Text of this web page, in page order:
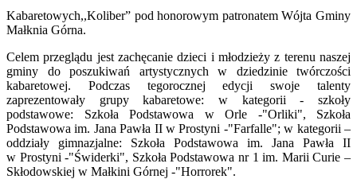
Kabaretowych,,Koliber” pod honorowym patronatem Wójta Gminy
Małknia Górna.
Celem przeglądu jest zachęcanie dzieci i młodzieży z terenu naszej
gminy do poszukiwań artystycznych w dziedzinie twórczości
kabaretowej. Podczas tegorocznej edycji swoje talenty
zaprezentowały grupy kabaretowe: w kategorii - szkoły
podstawowe: Szkoła Podstawowa w Orle -"Orliki", Szkoła
Podstawowa im. Jana Pawła II w Prostyni -"Farfalle"; w kategorii –
oddziały gimnazjalne: Szkoła Podstawowa im. Jana Pawła II
w Prostyni -"Świderki", Szkoła Podstawowa nr 1 im. Marii Curie –
Skłodowskiej w Małkini Górnej -"Horrorek".